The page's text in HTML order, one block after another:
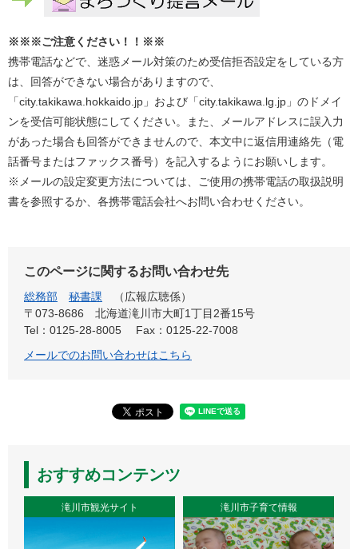
※※※ご注意ください！！※※
携帯電話などで、迷惑メール対策のため受信拒否設定をしている方
は、回答ができない場合がありますので、
「city.takikawa.hokkaido.jp」および「city.takikawa.lg.jp」のドメイ
ンを受信可能状態にしてください。また、メールアドレスに誤入力
があった場合も回答ができませんので、本文中に返信用連絡先（電
話番号またはファックス番号）を記入するようにお願いします。
※メールの設定変更方法については、ご使用の携帯電話の取扱説明
書を参照するか、各携帯電話会社へお問い合わせください。
このページに関するお問い合わせ先
総務部 秘書課
広報広聴係
〒073-8686
北海道滝川市大町1丁目2番15号
Tel：0125-28-8005
Fax：0125-22-7008
メールでのお問い合わせはこちら
おすすめコンテンツ
滝川市観光サイト 滝川市子育て情報